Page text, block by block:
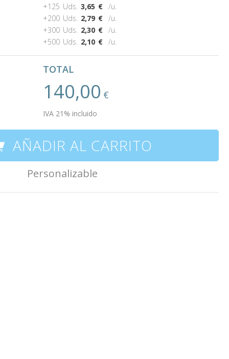
+125 Uds. 3,65 €
/u.
+200 Uds. 2,79 €
/u.
+300 Uds. 2,30 €
/u.
+500 Uds. 2,10 € /u.
TOTAL
140,00€
IVA 21% incluido
AÑADIR AL CARRITO
Personalizable